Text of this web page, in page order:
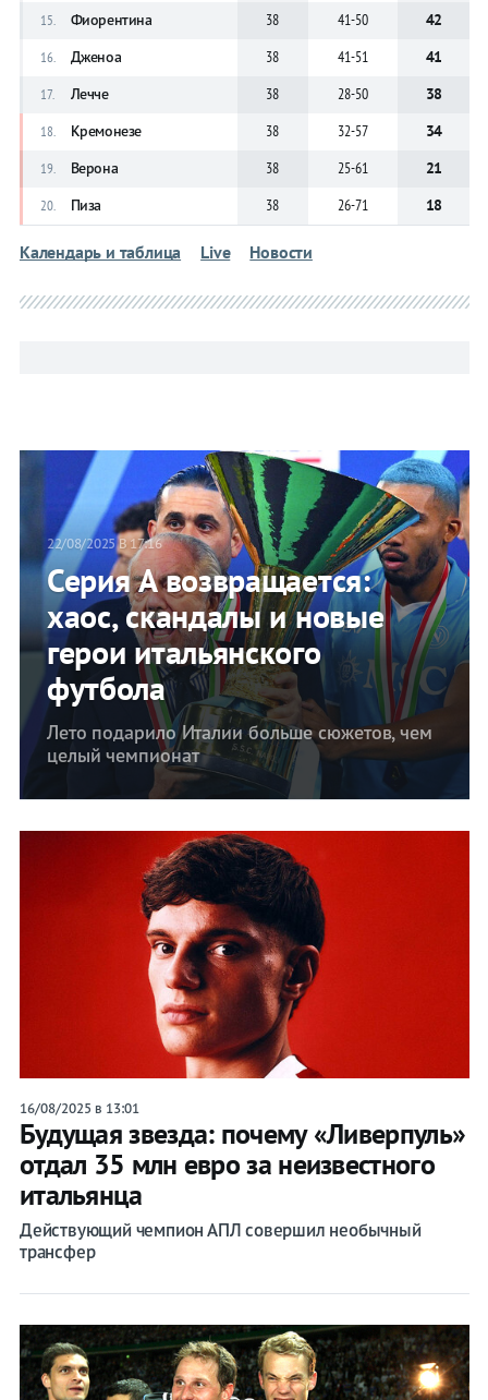
15. Фиорентина 38 41-50 42
16. Дженоа 38 41-51 41
17. Лечче 38 28-50 38
18. Кремонезе 38 32-57 34
19. Верона 38 25-61 21
20. Пиза 38 26-71 18
Календарь и таблица Live Новости
22/08/2025 В 17:16
Серия A возвращается:
хаос, скандалы и новые
герои итальянского
футбола
Лето подарило Италии больше сюжетов, чем
целый чемпионат
16/08/2025 в 13:01
Будущая звезда: почему «Ливерпуль»
отдал 35 млн евро за неизвестного
итальянца
Действующий чемпион АПЛ совершил необычный
трансфер